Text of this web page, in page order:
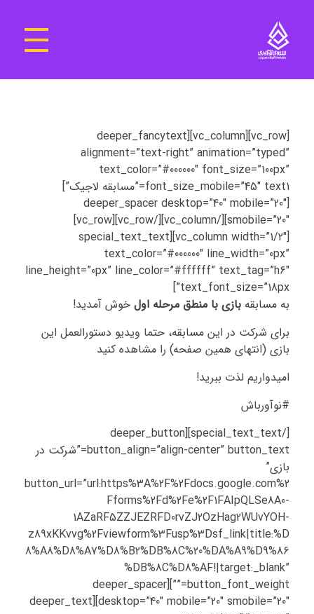
[vc_row][vc_column][deeper_fancytext
alignment=”text-right” animation=”typed”
text_color=”#000000″ font_size=”100px”
font_size_mobile=”45″ text1=”مسابقه لاجیک”]
[deeper_spacer desktop=”40″ mobile=”20″
smobile=”20″][/vc_column][/vc_row][vc_row]
[vc_column width=”1/2″][special_text_text
text_color=”#000000″ line_width=”0px”
line_height=”0px” line_color=”#ffffff” text_tag=”h6″
text_font_size=”18px”]
به مسابقه بازی با منطق مرحله اول خوش آمدید!
برای شرکت در این مسابقه، حتما ویدیو دستورالعمل این
بازی (انتهای همین صفحه) را مشاهده کنید
امیدواریم لذت ببرید!
#نوآورباش
[/special_text_text][deeper_button
button_align=”align-center” button_text=”شرکت در
بازی”
button_url=”url:https%3A%2F%2Fdocs.google.com%2
Fforms%2Fd%2Fe%2F1FAIpQLSe8A0-
1AZaRF5ZZJEZRFD0rvZJ2OzHag2WUvYOH-
z89xKKvvg%2Fviewform%3Fusp%3Dsf_link|title:%D
8%A8%D8%A7%D8%B2%DB%8C%20%DA%A9%D9%86
%DB%8C%D8%AF!|target:_blank”
button_font_weight=””][deeper_spacer
desktop=”40″ mobile=”20″ smobile=”20″][deeper_text